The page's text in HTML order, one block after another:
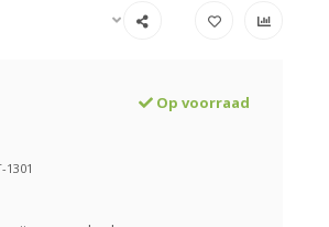
Op voorraad
1301